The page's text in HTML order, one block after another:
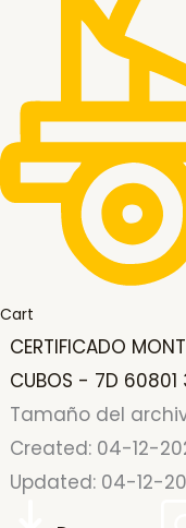
Cart
CERTIFICADO
CUBOS - 7D 60801
Tamaño del
Created: 04-12-
Updated: 04-12-